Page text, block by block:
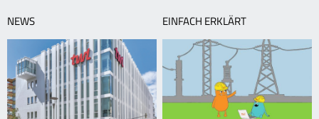
NEWS EINFACH ERKLÄRT